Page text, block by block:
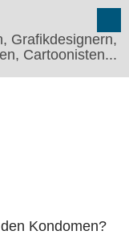
Grafikdesignern,
Cartoonisten...
Kondomen?